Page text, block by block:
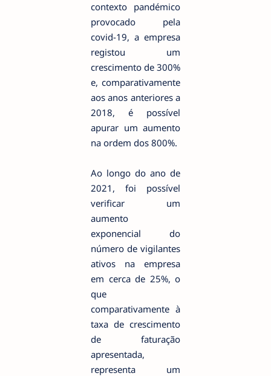
contexto pandémico
provocado pela
covid-19, a empresa
registou um
crescimento de 300%
e, comparativamente
aos anos anteriores a
2018, é possível
apurar um aumento
na ordem dos 800%.
Ao longo do ano de
2021, foi possível
verificar um
aumento
exponencial do
número de vigilantes
ativos na empresa
em cerca de 25%, o
que
comparativamente à
taxa de crescimento
de faturação
apresentada,
representa um